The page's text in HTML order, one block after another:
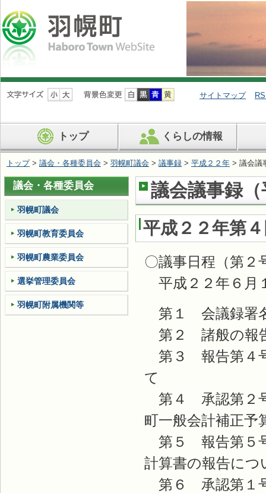
ナ
ビ
ン
を
ば
す
サイトマップ
トップ くらしの情報
トップ> 議会・各種委員会 > 羽幌町議会 > 議事録 > 平成２２年 > 議会議
議会議事録
平成２２年第
〇議事日程（第２
平成２２年６月
第１ 会議録署
第２ 諸般の報
第３ 報告第４
て
第４ 承認第２
町一般会計補正
第５ 報告第５
計算書の報告につ
第６ 承認第１
議会・各種委員会
羽幌町議会
羽幌町教育委員会
羽幌町農業委員会
選挙管理委員会
羽幌町附属機関等